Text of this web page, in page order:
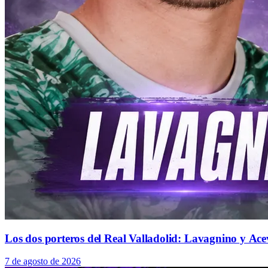
Los dos porteros del Real Valladolid: Lavagnino y
7 de agosto de 2026